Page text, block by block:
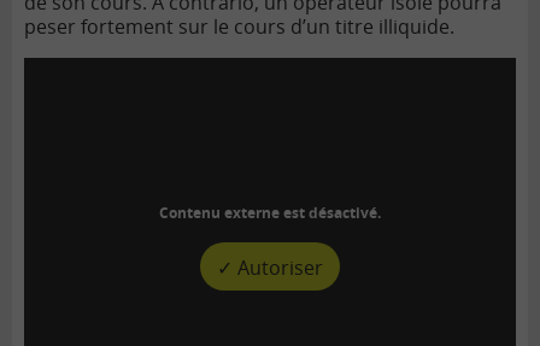
peser fortement sur le cours d’un titre illiquide.
Contenu externe est désactivé.
✓ Autoriser